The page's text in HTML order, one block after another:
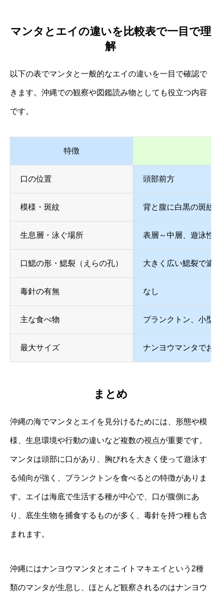
マンタとエイの違いを比較表で一目で理
解
以下の表でマンタと一般的なエイの違いを一目で確認で
きます。沖縄での観察や図鑑読み物としても役立つ内容
です。
特徴
口の位置 頭部前方
模様・斑紋 背と腹に白黒の斑紋
生息層・泳ぐ場所 表層～中層、遊泳性
口鰓の形・鰓裂（えらの孔） 大きく広い鰓裂で濾
毒針の有無 なし
主な食べ物 プランクトン、小型
最大サイズ ナンヨウマンタでお
まとめ
沖縄の海でマンタとエイを見分けるためには、形態や模
様、生息環境や行動の違いなど複数の視点が重要です。
マンタは頭部に口があり、胸びれを大きく使って遊泳す
る傾向が強く、プランクトンを食べるとの特徴がありま
す。エイは海底で生活する種が中心で、口が腹側にあ
り、底生生物を捕食するものが多く、毒針を持つ種も含
まれます。
沖縄にはナンヨウマンタとオニイトマキエイという2種
類のマンタが生息し、ほとんど観察されるのはナンヨウ